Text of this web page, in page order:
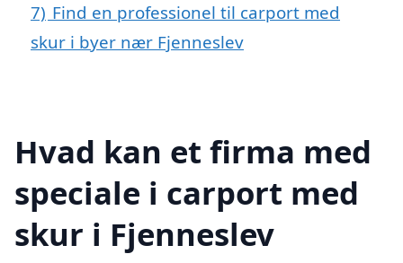
7) Find en professionel til carport med
skur i byer nær Fjenneslev
Hvad kan et firma med
speciale i carport med
skur i Fjenneslev